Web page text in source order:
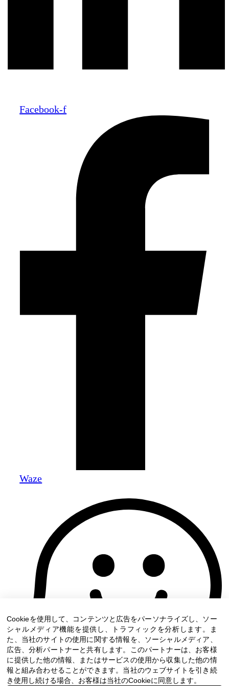
Facebook-f
Waze
Cookieを使用して、コンテンツと広告をパーソナライズし、ソー
シャルメディア機能を提供し、トラフィックを分析します。ま
た、当社のサイトの使用に関する情報を、ソーシャルメディア、
広告、分析パートナーと共有します。このパートナーは、お客様
に提供した他の情報、またはサービスの使用から収集した他の情
報と組み合わせることができます。当社のウェブサイトを引き続
き使用し続ける場合、お客様は当社のCookieに同意します。